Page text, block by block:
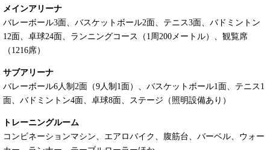
メインアリーナ
バレーボール3面、バスケットボール2面、テニス3面、バドミントン
12面、卓球24面、ランニングコース（1周200メートル）、観覧席
（1216席）
サブアリーナ
バレーボール6人制2面（9人制1面）、バスケットボール1面、テニス1
面、バドミントン4面、卓球8面、ステージ（照明設備あり）
トレーニングルーム
コンビネーションマシン、エアロバイク、腹筋台、バーベル、ウォー